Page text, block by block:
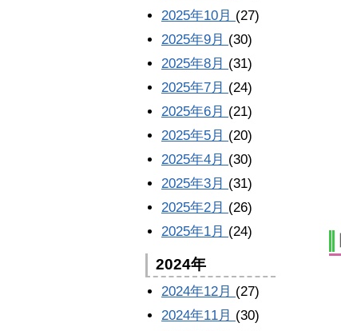
2025年10月 (27)
2025年9月 (30)
2025年8月 (31)
2025年7月 (24)
2025年6月 (21)
2025年5月 (20)
2025年4月 (30)
2025年3月 (31)
2025年2月 (26)
2025年1月 (24)
2024年
2024年12月 (27)
2024年11月 (30)